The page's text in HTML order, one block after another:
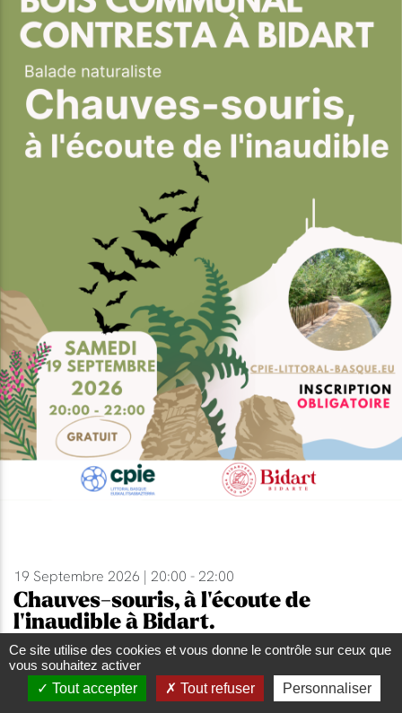
19 Septembre 2026 | 20:00 - 22:00
Chauves-souris, à l'écoute de
l'inaudible à Bidart.
Sortie nature
Ce site utilise des cookies et vous donne le contrôle sur ceux que
vous souhaitez activer
Tout accepter
Tout refuser Personnaliser